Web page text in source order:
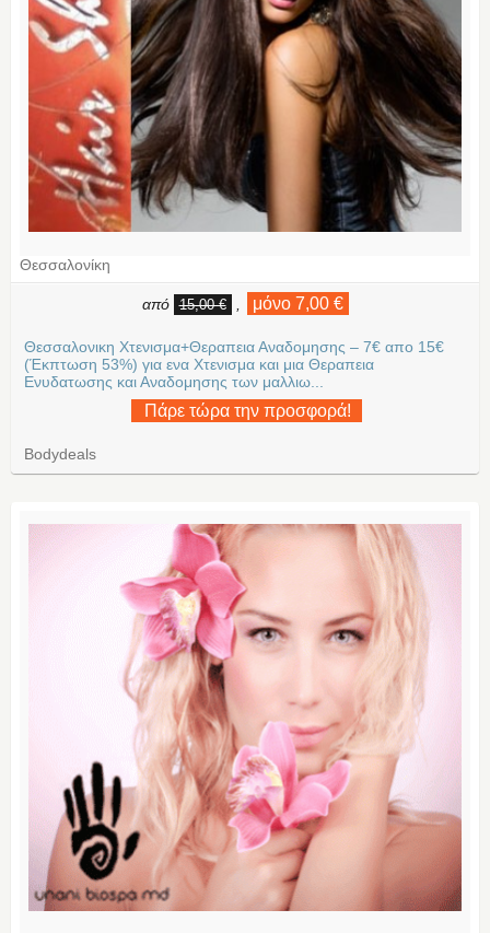
Θεσσαλονίκη
από 15,00 € μόνο 7,00 €
Θεσσαλονικη Χτενισμα+Θεραπεια Αναδομησης – 7€ απο 15€
(Έκπτωση 53%) για ενα Χτενισμα και μια Θεραπεια
Ενυδατωσης και Αναδομησης των μαλλιω...
Πάρε τώρα την προσφορά!
Bodydeals